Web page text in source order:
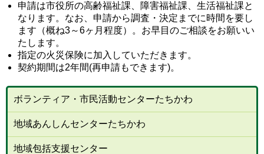
ボランティア・市民活動センターたちかわ
地域あんしんセンターたちかわ
地域包括支援センター
申請は市役所の高齢福祉課、障害福祉課、生活福祉課と
なります。なお、申請から調査・決定までに時間を要し
ます（概ね3～6ヶ月程度）。お早目のご相談をお願いい
たします。
指定の火災保険に加入していただきます。
契約期間は2年間(再申請もできます)。